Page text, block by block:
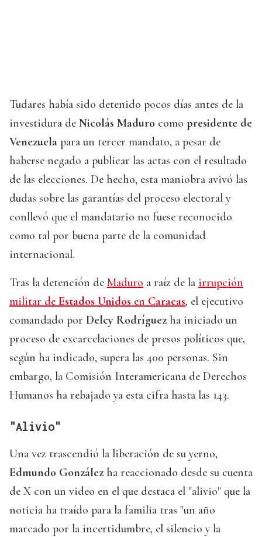
Tudares había sido detenido pocos días antes de la
investidura de Nicolás Maduro como presidente de
Venezuela para un tercer mandato, a pesar de
haberse negado a publicar las actas con el resultado
de las elecciones. De hecho, esta maniobra avivó las
dudas sobre las garantías del proceso electoral y
conllevó que el mandatario no fuese reconocido
como tal por buena parte de la comunidad
internacional.
Tras la detención de Maduro a raíz de la irrupción
militar de Estados Unidos en Caracas, el ejecutivo
comandado por Delcy Rodríguez ha iniciado un
proceso de excarcelaciones de presos políticos que,
según ha indicado, supera las 400 personas. Sin
embargo, la Comisión Interamericana de Derechos
Humanos ha rebajado ya esta cifra hasta las 143.
"Alivio"
Una vez trascendió la liberación de su yerno,
Edmundo González ha reaccionado desde su cuenta
de X con un video en el que destaca el "alivio" que la
noticia ha traído para la familia tras "un año
marcado por la incertidumbre, el silencio y la